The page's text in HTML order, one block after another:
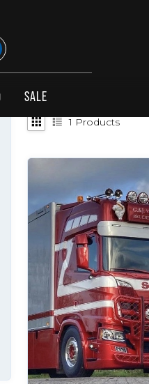
SALE
HEADBOARD
1 Products